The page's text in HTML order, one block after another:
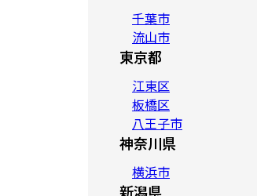
千葉市
流山市
東京都
江東区
板橋区
八王子市
神奈川県
横浜市
新潟県